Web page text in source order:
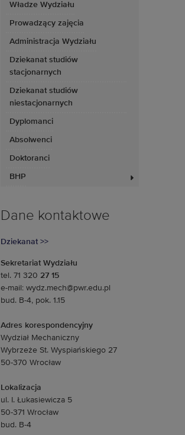
Władze Wydziału
Prowadzący zajęcia
Administracja Wydziału
Dziekanat studiów
stacjonarnych
Dziekanat studiów
niestacjonarnych
Dyplomanci
Absolwenci
Doktoranci
BHP
Dane kontaktowe
Dziekanat >>
Sekretariat Wydziału
tel. 71 320 27 15
e-mail: wydz.mech@pwr.edu.pl
bud. B-4, pok. 1.15
Adres korespondencyjny
Wydział Mechaniczny
Wybrzeże St. Wyspiańskiego 27
50-370 Wrocław
Lokalizacja
ul. I. Łukasiewicza 5
50-371 Wrocław
bud. B-4